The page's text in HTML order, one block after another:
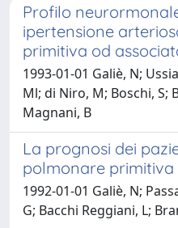
Profilo
ipertensione
primitiva od
1993-01-01 Galiè, N;
Ml; di Niro, M; Boschi, S;
Magnani, B
La prognosi dei
polmonare primitiva
1992-01-01 Galiè, N;
G; Bacchi Reggiani, L;